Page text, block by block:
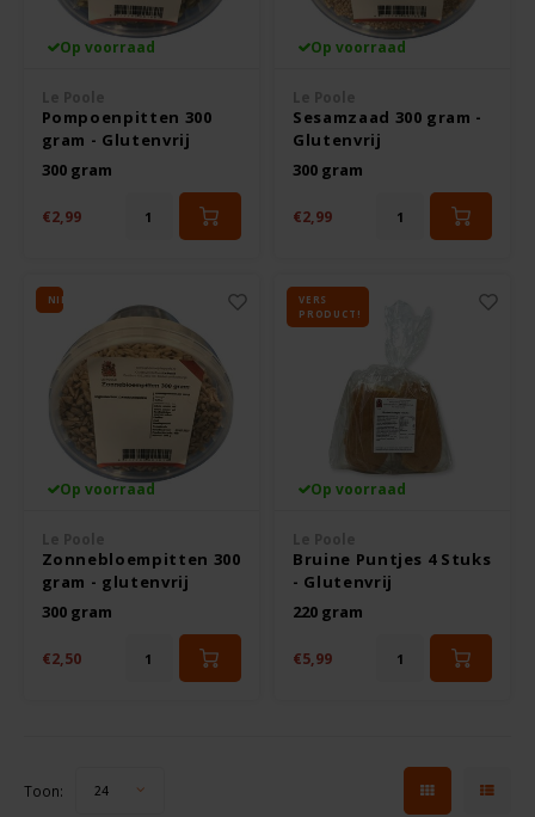
Rosies
Schär
Schnitzer
Slaapmutske
Sublimix
Swiet Moffo
Tasty Me
TerraSana
Turtle
VA Foods/NOMM'it
Yakso
Op voorraad
Pompoenpitten 300
gram - Glutenvrij
300 gram
€2,99
Op voorraad
Sesamzaad 300 gram -
Glutenvrij
300 gram
€2,99
NIEUW
Op voorraad
Zonnebloempitten 300
gram - glutenvrij
300 gram
€2,50
VERS
PRODUCT!
Op voorraad
Bruine Puntjes 4 Stuks
- Glutenvrij
220 gram
€5,99
Toon: 24